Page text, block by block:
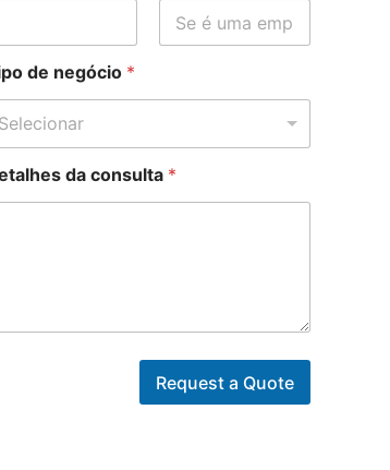
de negócio *
Selecionar
da consulta *
Request a Quote